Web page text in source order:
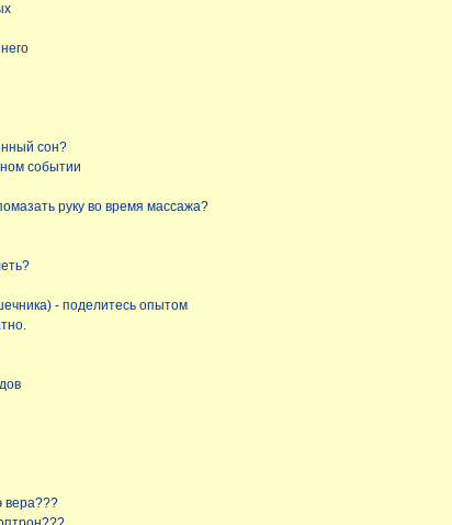
сон?
событии
руку во время массажа?
- поделитесь опытом
вера???